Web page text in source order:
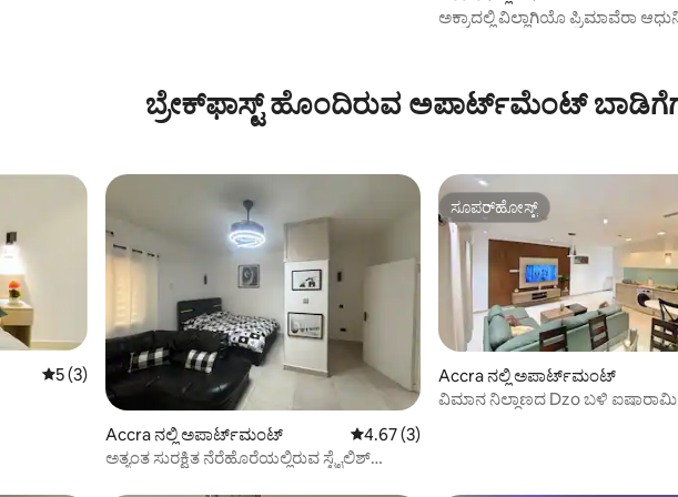
ಅಕ್ರಾದಲ್ಲಿ ವಿಲ್ಲಾಗಿಯೊ ಪ್ರಿಮಾವೆರಾ
ಬ್ರೇಕ್‍ಫಾಸ್ಟ್ ಹೊಂದಿರುವ ಅಪಾರ್ಟ್‌ಮೆಂಟ್
5 ರಲ್ಲಿ 5 ಸರಾಸರಿ ರೇಟಿಂಗ್, 3 ವಿಮರ್ಶೆಗಳು
5 (3)
Accra ನಲ್ಲಿ ಅಪಾರ್ಟ್‌ಮಂಟ್
5 ರಲ್ಲಿ 4.67 ಸರಾಸರಿ ರೇಟಿಂಗ್, 3 ವಿಮರ್ಶೆಗಳು
4.67 (3)
ಅತ್ಯಂತ ಸುರಕ್ಷಿತ ನೆರೆಹೊರೆಯಲ್ಲಿರುವ ಸ್ಟೈಲಿಶ್
ಸೂಪರ್‌ಹೋಸ್ಟ್
ಸೂಪರ್‌ಹೋಸ್ಟ್
Accra ನಲ್ಲಿ ಅಪಾರ್ಟ್‌ಮಂಟ್
ವಿಮಾನ ನಿಲ್ದಾಣದ Dzo ಬಳಿ ಐಷಾರಾಮಿ